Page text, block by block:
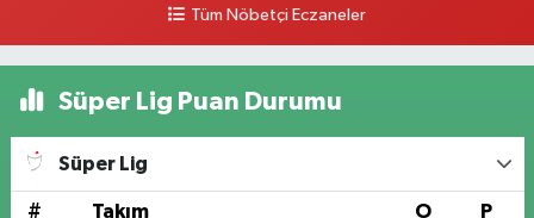
Yol Tarifi Al
Üniversite Mahallesi, Yahya Kemal Caddesi, No:34 B Merkez Elazığ
Fırat Eczanesi
Tüm Nöbetçi Eczaneler
Süper Lig Puan Durumu
Süper Lig
# Takım O P